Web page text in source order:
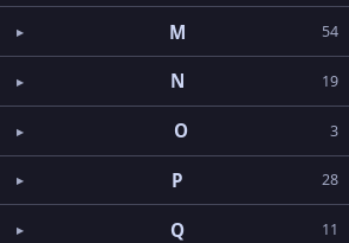
M 54
N 19
O 3
P 28
Q 11